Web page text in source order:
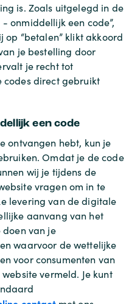
is. Zoals uitgelegd in de
onmiddellijk een code”,
“betalen” klikt akkoord
je bestelling door
je recht tot
direct gebruikt
een code
ontvangen hebt, kun je
Omdat je de code
wij je tijdens de
vragen om in te
levering van de digitale
aanvang van het
van je
waarvoor de wettelijke
voor consumenten van
vermeld. Je kunt